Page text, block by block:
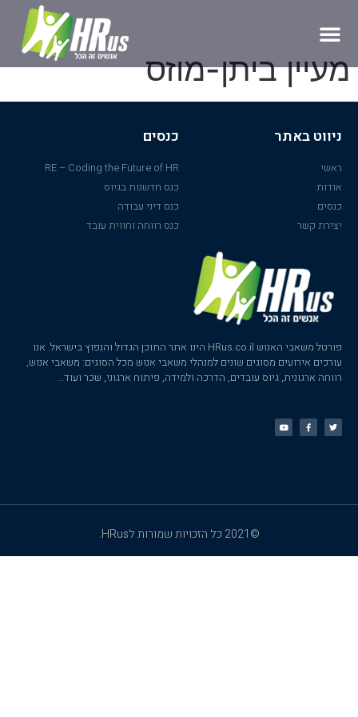
מעיין ביתן-מוזס
ניווט באתר
ראשי
אודות
כנסים
יצירת קשר
כנסים
RE – Coding the Future of HR
כנס חדשנות בגיוס
כנס דיני עבודה
כנס רווחה וחווית עובד
פורטל משאבי האנוש HRus.co.il הינו אתר התוכן הגדול והנפוץ בישראל. אנו
עורכים אירועים מסוגים שונים למנהלי משאבי אנוש מכל הסוגים: משאבי אנוש,
רווחה ארגונית, גיוס עובדים, הדרכה ולמידה, פיתוח ארגוני, שכר ועוד…
©2021 כל הזכויות שמורות לHRus.